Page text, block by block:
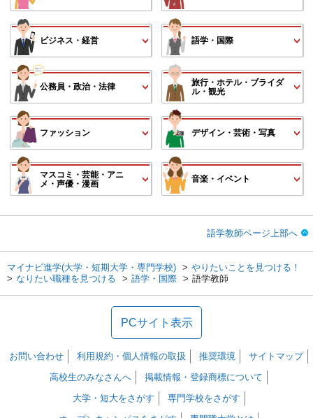
ビジネス・経営 語学・国際
公務員・政治・法律
旅行・ホテル・ブライダ
ル・観光
ファッション デザイン・芸術・写真
マスコミ・芸能・アニ
メ・声優・漫画
音楽・イベント
語学教師ページ上部へ
マイナビ進学(大学・短期大学・専門学校)
やりたいことを見つける！
なりたい職種を見つける
語学・国際 語学教師
PCサイト表示
お問い合わせ 利用規約・個人情報の取扱 推奨環境
サイトマップ
高校生のみなさんへ
掲載情報・登録商標について
大学・短大をさがす
専門学校をさがす